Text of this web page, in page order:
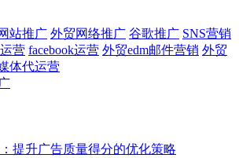
站推广 外贸网络推广 谷歌推广 SNS营销
营 facebook运营 外贸edm邮件营销 外贸
体代运营
提升广告质量得分的优化策略